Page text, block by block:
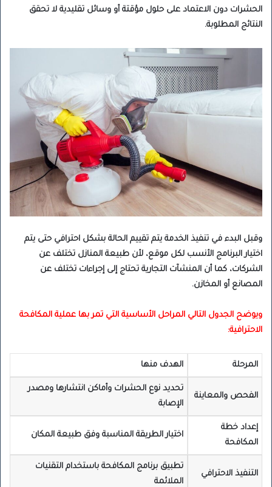
الحشرات دون الاعتماد على حلول مؤقتة أو وسائل تقليدية لا تحقق
النتائج المطلوبة.
وقبل البدء في تنفيذ الخدمة يتم تقييم الحالة بشكل احترافي حتى يتم
اختيار البرنامج الأنسب لكل موقع، لأن طبيعة المنازل تختلف عن
الشركات، كما أن المنشآت التجارية تحتاج إلى إجراءات تختلف عن
المصانع أو المخازن.
ويوضح الجدول التالي المراحل الأساسية التي تمر بها عملية المكافحة
الاحترافية:
المرحلة الهدف منها
الفحص والمعاينة
تحديد نوع الحشرات وأماكن انتشارها ومصدر
الإصابة
إعداد خطة
المكافحة
اختيار الطريقة المناسبة وفق طبيعة المكان
التنفيذ الاحترافي
تطبيق برنامج المكافحة باستخدام التقنيات
الملائمة